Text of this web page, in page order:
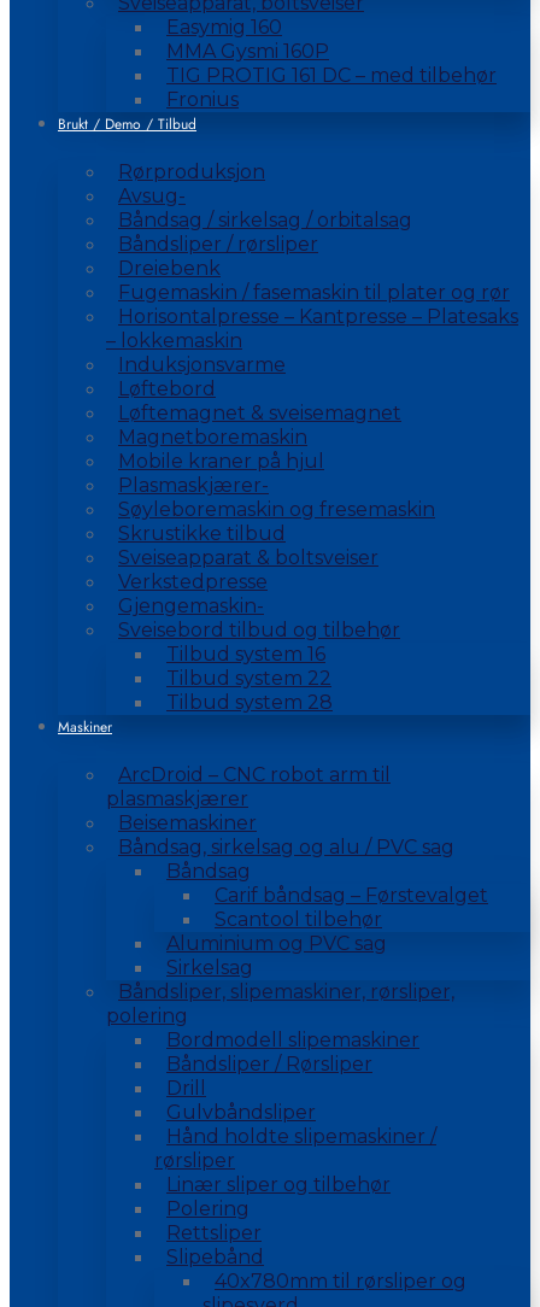
Easymig 160
MMA Gysmi 160P
TIG PROTIG 161 DC – med tilbehør
Fronius
Brukt / Demo / Tilbud
Rørproduksjon
Avsug-
Båndsag / sirkelsag / orbitalsag
Båndsliper / rørsliper
Dreiebenk
Fugemaskin / fasemaskin til plater og rør
Horisontalpresse – Kantpresse – Platesaks
– lokkemaskin
Induksjonsvarme
Løftebord
Løftemagnet & sveisemagnet
Magnetboremaskin
Mobile kraner på hjul
Plasmaskjærer-
Søyleboremaskin og fresemaskin
Skrustikke tilbud
Sveiseapparat & boltsveiser
Verkstedpresse
Gjengemaskin-
Sveisebord tilbud og tilbehør
Tilbud system 16
Tilbud system 22
Tilbud system 28
Maskiner
ArcDroid – CNC robot arm til
plasmaskjærer
Beisemaskiner
Båndsag, sirkelsag og alu / PVC sag
Båndsag
Carif båndsag – Førstevalget
Scantool tilbehør
Aluminium og PVC sag
Sirkelsag
Båndsliper, slipemaskiner, rørsliper,
polering
Bordmodell slipemaskiner
Båndsliper / Rørsliper
Drill
Gulvbåndsliper
Hånd holdte slipemaskiner /
rørsliper
Linær sliper og tilbehør
Polering
Rettsliper
Slipebånd
40x780mm til rørsliper og